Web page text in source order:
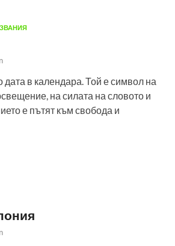
дата в календара. Той е символ на
на силата на словото и
е пътят към свобода и